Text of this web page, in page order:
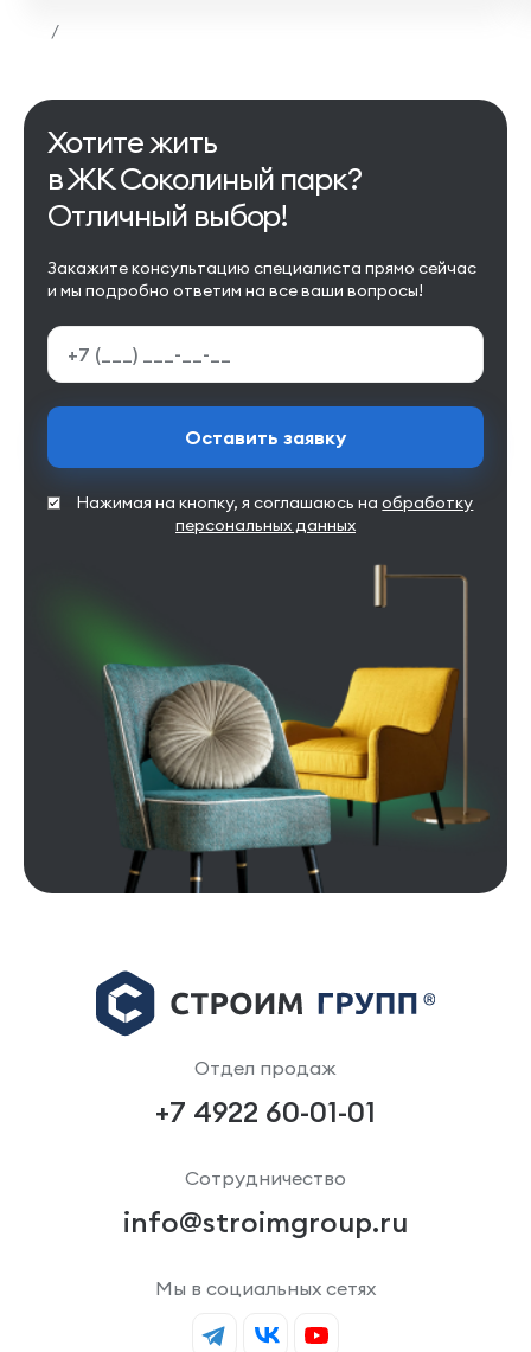
/
Хотите жить
в ЖК Соколиный парк?
Отличный выбор!
Закажите консультацию специалиста прямо сейчас
и мы подробно ответим на все ваши вопросы!
Оставить заявку
Нажимая на кнопку, я соглашаюсь наобработку
персональных данных
Отдел продаж
+7 4922 60-01-01
Сотрудничество
info@stroimgroup.ru
Мы в социальных сетях